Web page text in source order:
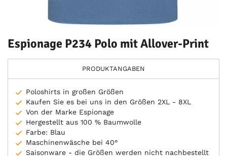
Espionage P234 Polo mit Allover-Print
PRODUKTANGABEN
Poloshirts in großen Größen
Kaufen Sie es bei uns in den Größen 2XL - 8XL
Von der Marke Espionage
Hergestellt aus 100 % Baumwolle
Farbe: Blau
Maschinenwäsche bei 40°
Saisonware - die Größen werden nicht nachbestellt